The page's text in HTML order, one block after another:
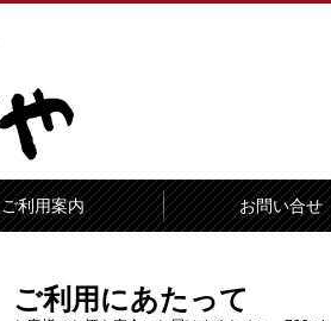
ご利用案内 お問い合せ
ご利用にあたって